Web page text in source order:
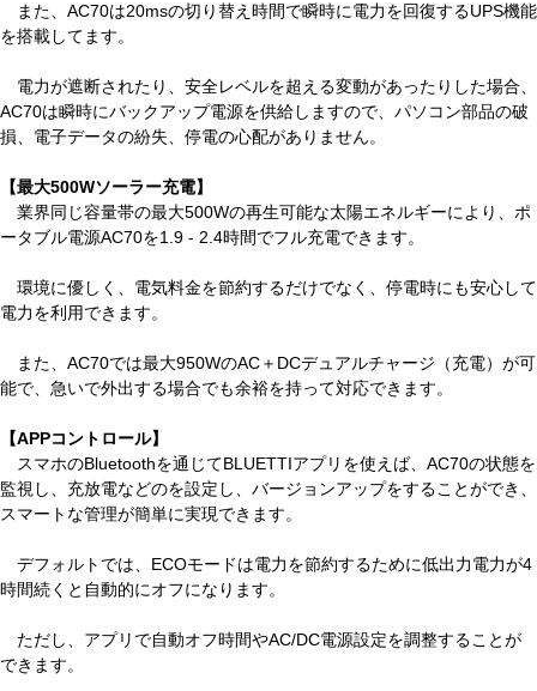
また、AC70は20msの切り替え時間で瞬時に電力を回復するUPS機能
を搭載してます。
電力が遮断されたり、安全レベルを超える変動があったりした場合、
AC70は瞬時にバックアップ電源を供給しますので、パソコン部品の破
損、電子データの紛失、停電の心配がありません。
【最大500Wソーラー充電】
業界同じ容量帯の最大500Wの再生可能な太陽エネルギーにより、ポ
ータブル電源AC70を1.9 - 2.4時間でフル充電できます。
環境に優しく、電気料金を節約するだけでなく、停電時にも安心して
電力を利用できます。
また、AC70では最大950WのAC＋DCデュアルチャージ（充電）が可
能で、急いで外出する場合でも余裕を持って対応できます。
【APPコントロール】
スマホのBluetoothを通じてBLUETTIアプリを使えば、AC70の状態を
監視し、充放電などのを設定し、バージョンアップをすることができ、
スマートな管理が簡単に実現できます。
デフォルトでは、ECOモードは電力を節約するために低出力電力が4
時間続くと自動的にオフになります。
ただし、アプリで自動オフ時間やAC/DC電源設定を調整することが
できます。